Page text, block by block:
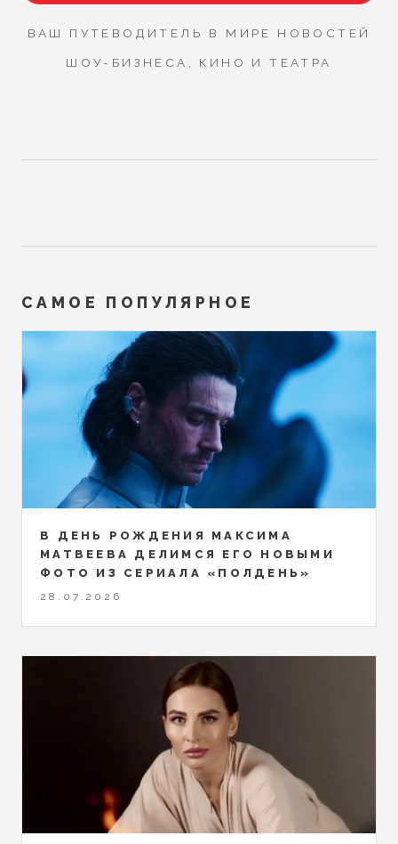
ВАШ ПУТЕВОДИТЕЛЬ В МИРЕ НОВОСТЕЙ
ШОУ-БИЗНЕСА, КИНО И ТЕАТРА
САМОЕ ПОПУЛЯРНОЕ
В ДЕНЬ РОЖДЕНИЯ МАКСИМА
МАТВЕЕВА ДЕЛИМСЯ ЕГО НОВЫМИ
ФОТО ИЗ СЕРИАЛА «ПОЛДЕНЬ»
28.07.2026